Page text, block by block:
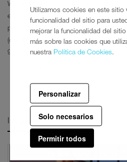
Utilizamos cookies en este sitio
funcionalidad del sitio para
mejorar la funcionalidad del
más sobre las cookies que
nuestra Política de Cookies.
Personalizar
Solo necesarios
Permitir todos
Warner TV es propiedad de Warner
entretenimiento, y está presente en
plataformas de televisión de pago:
(dial 30), Orange TV (dial 13), Euskaltel
9), Virgin Telco (dial 20), Tivify (dial 16) y a
Twitter
Imágenes